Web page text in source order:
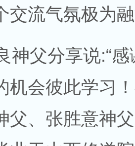
交流气氛极为
父分享说:“感
机会彼此学习
父、张胜意神